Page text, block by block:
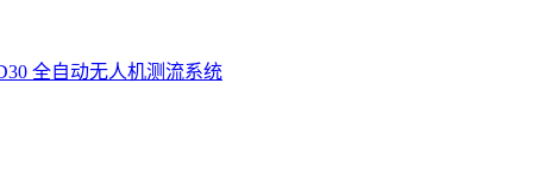
全自动无人机测流系统